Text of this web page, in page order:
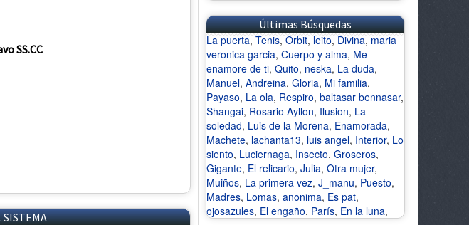
SS.CC
SISTEMA
Últimas Búsquedas
La puerta, Tenis, Orbit, leito, Divina, maria
veronica garcia, Cuerpo y alma, Me
enamore de ti, Quito, neska, La duda,
Manuel, Andreina, Gloria, Mi familia,
Payaso, La ola, Respiro, baltasar bennasar,
Shangai, Rosario Ayllon, Ilusion, La
soledad, Luis de la Morena, Enamorada,
Machete, lachanta13, luis angel, Interior, Lo
siento, Luciernaga, Insecto, Groseros,
Gigante, El relicario, Julia, Otra mujer,
Muiños, La primera vez, J_manu, Puesto,
Madres, Lomas, anonima, Es pat,
ojosazules, El engaño, París, En la luna,